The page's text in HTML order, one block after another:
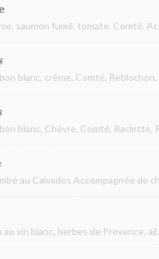
saumon fumé, tomate, Comté.
blanc, crème, Comté,
blanc, Chèvre, Comté,
au Calvados Accompagnée de
vin blanc, herbes de Provence,